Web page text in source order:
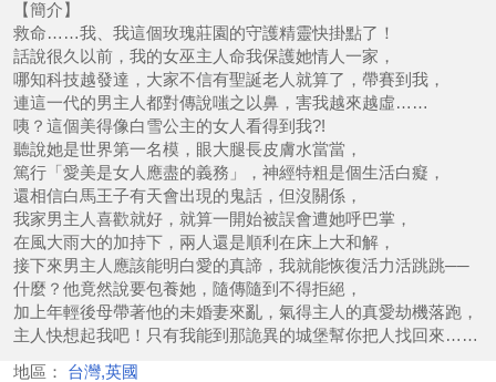
【簡介】
救命……我、我這個玫瑰莊園的守護精靈快掛點了！
話說很久以前，我的女巫主人命我保護她情人一家，
哪知科技越發達，大家不信有聖誕老人就算了，帶賽到我，
連這一代的男主人都對傳說嗤之以鼻，害我越來越虛……
咦？這個美得像白雪公主的女人看得到我?!
聽說她是世界第一名模，眼大腿長皮膚水當當，
篤行「愛美是女人應盡的義務」，神經特粗是個生活白癡，
還相信白馬王子有天會出現的鬼話，但沒關係，
我家男主人喜歡就好，就算一開始被誤會遭她呼巴掌，
在風大雨大的加持下，兩人還是順利在床上大和解，
接下來男主人應該能明白愛的真諦，我就能恢復活力活跳跳──
什麼？他竟然說要包養她，隨傳隨到不得拒絕，
加上年輕後母帶著他的未婚妻來亂，氣得主人的真愛劫機落跑，
主人快想起我吧！只有我能到那詭異的城堡幫你把人找回來……
地區：
台灣,英國